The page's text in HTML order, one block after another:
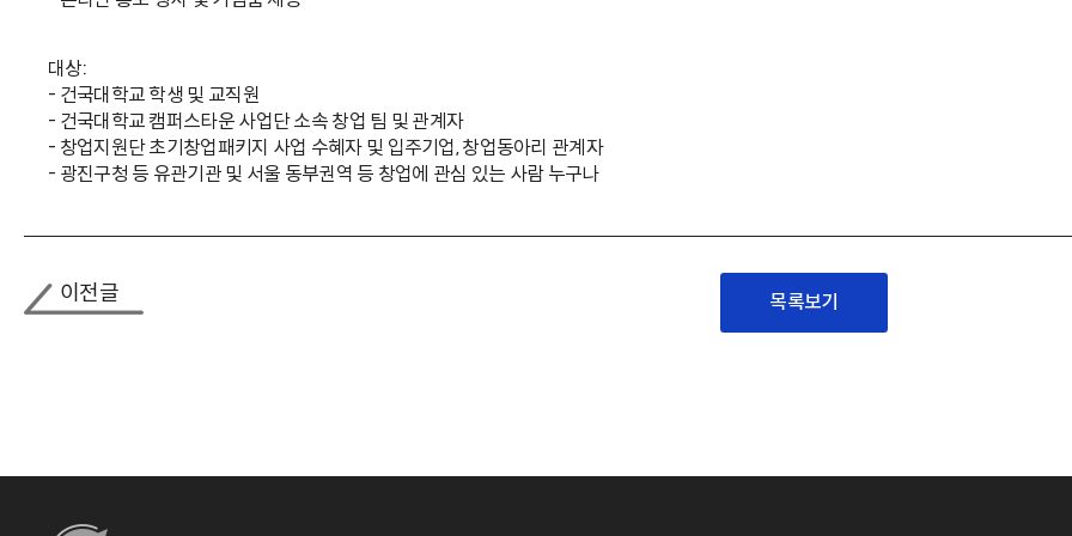
대상:
- 건국대학교 학생 및 교직원
- 건국대학교 캠퍼스타운 사업단 소속 창업 팀 및 관계자
- 창업지원단 초기창업패키지 사업 수혜자 및 입주기업, 창업동아리 관계자
- 광진구청 등 유관기관 및 서울 동부권역 등 창업에 관심 있는 사람 누구나
이전글 목록보기